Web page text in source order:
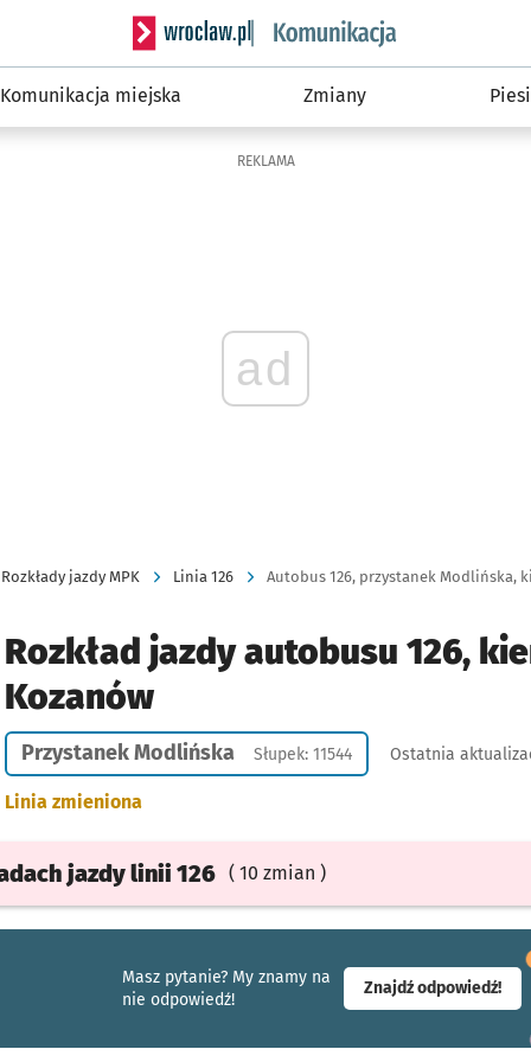
Serwis informacyjny wroclaw.pl podserwis:
Komunikacja miejska Zmiany Piesi
REKLAMA
ad
Rozkłady jazdy MPK Linia 126 Autobus 126, przystanek Modlińska,
Rozkład jazdy autobusu 126,
Kozanów
Przystanek Modlińska Słupek: 11544 Ostatnia
Linia zmieniona
jazdylinii 126 ( 10 zmian )
Masz pytanie? My znamy na
nie odpowiedź!
Znajdź odpowiedź!-